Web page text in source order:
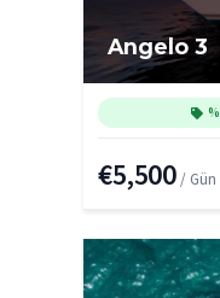
Angelo 3
€5,500 / Gün